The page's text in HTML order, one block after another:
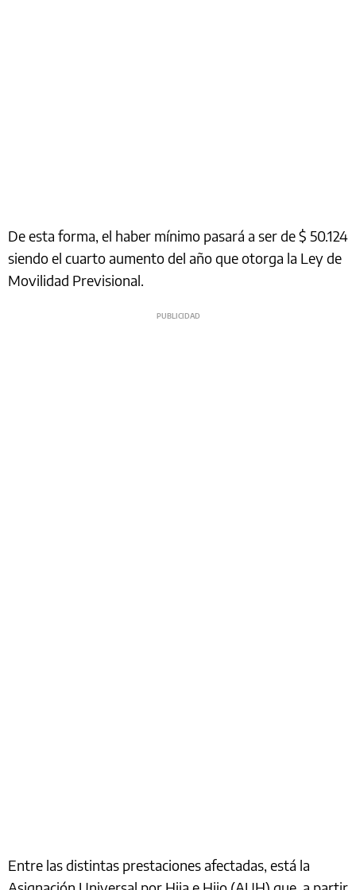
De esta forma, el haber mínimo pasará a ser de $ 50.124
siendo el cuarto aumento del año que otorga la Ley de
Movilidad Previsional.
Entre las distintas prestaciones afectadas, está la